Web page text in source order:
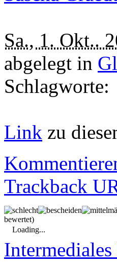
Sa., 1. Okt..
abgelegt in
Schlagworte:
Link zu
Trackback
bewertet)
Loading...